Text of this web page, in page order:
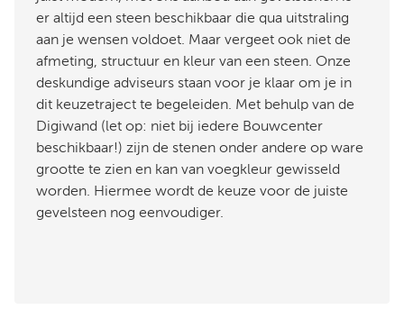
er altijd een steen beschikbaar die qua uitstraling
aan je wensen voldoet. Maar vergeet ook niet de
afmeting, structuur en kleur van een steen. Onze
deskundige adviseurs staan voor je klaar om je in
dit keuzetraject te begeleiden. Met behulp van de
Digiwand (let op: niet bij iedere Bouwcenter
beschikbaar!) zijn de stenen onder andere op ware
grootte te zien en kan van voegkleur gewisseld
worden. Hiermee wordt de keuze voor de juiste
gevelsteen nog eenvoudiger.